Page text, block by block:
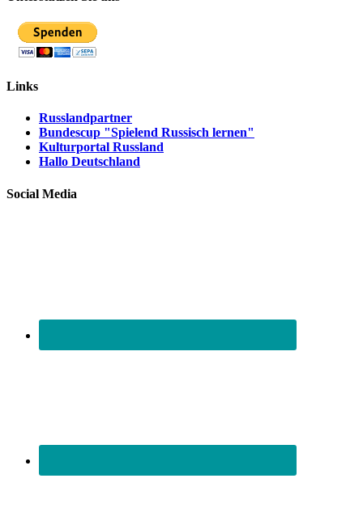
Links
Russlandpartner
Bundescup "Spielend Russisch lernen"
Kulturportal Russland
Hallo Deutschland
Social Media